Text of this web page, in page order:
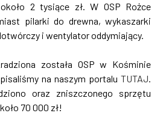
2 tysiące zł. W OSP Rożce
pilarki do drewna, wykaszarki
i wentylator oddymiający.
została OSP w Kośminie
na naszym portalu TUTAJ.
oraz zniszczonego sprzętu
70 000 zł!